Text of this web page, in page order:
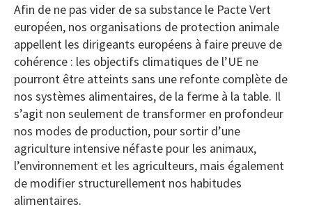
Afin de ne pas vider de sa substance le Pacte Vert
européen, nos organisations de protection animale
appellent les dirigeants européens à faire preuve de
cohérence : les objectifs climatiques de l’UE ne
pourront être atteints sans une refonte complète de
nos systèmes alimentaires, de la ferme à la table. Il
s’agit non seulement de transformer en profondeur
nos modes de production, pour sortir d’une
agriculture intensive néfaste pour les animaux,
l’environnement et les agriculteurs, mais également
de modifier structurellement nos habitudes
alimentaires.